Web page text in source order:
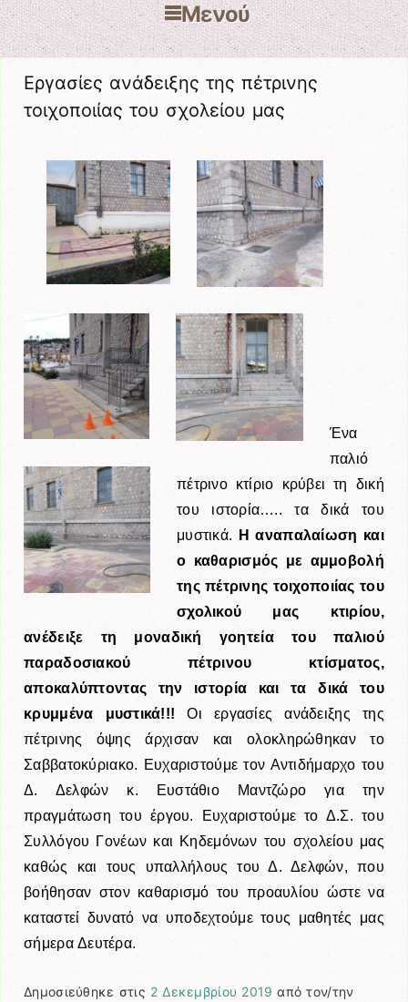
Μενού
Μετάβαση στο περιεχόμενο
Εργασίες ανάδειξης της πέτρινης
τοιχοποιίας του σχολείου μας
Ένα
παλιό
πέτρινο κτίριο κρύβει τη δική
του ιστορία….. τα δικά του
μυστικά.
Η αναπαλαίωση και
ο καθαρισμός με αμμοβολή
της πέτρινης τοιχοποιίας του
σχολικού μας κτιρίου,
ανέδειξε τη μοναδική γοητεία του παλιού
παραδοσιακού πέτρινου κτίσματος,
αποκαλύπτοντας την ιστορία και τα δικά του
κρυμμένα μυστικά!!!Οι εργασίες ανάδειξης της
πέτρινης όψης άρχισαν και ολοκληρώθηκαν το
Σαββατοκύριακο. Ευχαριστούμε τον Αντιδήμαρχο του
Δ. Δελφών κ. Ευστάθιο Μαντζώρο για την
πραγμάτωση του έργου. Ευχαριστούμε το Δ.Σ. του
Συλλόγου Γονέων και Κηδεμόνων του σχολείου μας
καθώς και τους υπαλλήλους του Δ. Δελφών, που
βοήθησαν στον καθαρισμό του προαυλίου ώστε να
καταστεί δυνατό να υποδεχτούμε τους μαθητές μας
σήμερα Δευτέρα.
Δημοσιεύθηκε στις 2 Δεκεμβρίου 2019 από τον/την